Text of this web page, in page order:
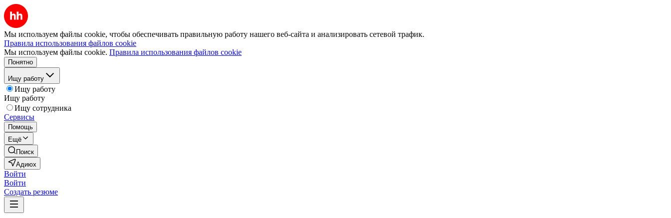
Мы используем файлы cookie, чтобы обеспечивать правильную работу нашего веб-сайта и анализировать сетевой трафик.
Правила использования файлов cookie
Мы используем файлы cookie. Правила использования файлов cookie
Понятно
Ищу работу
Ищу работу
Ищу работу
Ищу сотрудника
Сервисы
Помощь
Ещё
Поиск
Адиюх
Войти
Войти
Создать резюме